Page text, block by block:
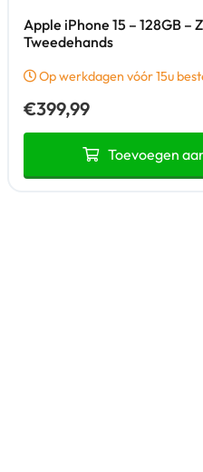
Apple iPhone 15 – 128GB –
Tweedehands
Op werkdagen vóór 15u
€399,99
Toevoegen